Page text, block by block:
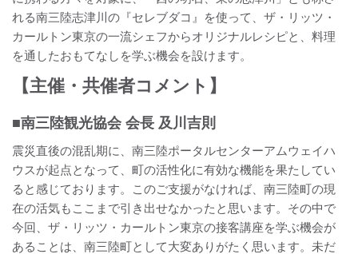
れる南三陸志津川の『セレブダコ』を使って、ザ・リッツ・
カールトン東京の一流シェフからオリジナルレシピと、料理
を通したおもてなしを学ぶ機会を設けます。
【主催・共催者コメント】
■南三陸観光協会 会長 及川吉則
震災直後の混乱期に、南三陸ポータルセンターアムウェイハ
ウスが起点となって、町の活性化に有効な機能を果たしてい
ると感じております。このご支援がなければ、南三陸町の現
在の活気もここまで引き出せなかったと思います。その中で
今回、ザ・リッツ・カールトン東京の接客講座を学ぶ機会が
あることは、南三陸町として大変ありがたく思います。未だ